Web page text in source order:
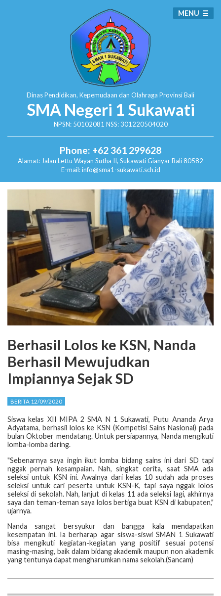
Dinas Pendidikan, Kepemudaan dan Olahraga Provinsi Bali
SMA Negeri 1 Sukawati
NPSN: 50102081 NSS: 301220504020
Phone: +62 361 299628
Alamat: Jalan Lettu Wayan Sutha II, SukawatiGianyar Bali 80582
E-mail: info@sma1-sukawati.sch.id
MENU
Berhasil Lolos ke KSN, Nanda
Berhasil Mewujudkan
Impiannya Sejak SD
BERITA 12/09/2020
Siswa kelas XII MIPA 2 SMA N 1 Sukawati, Putu Ananda Arya
Adyatama, berhasil lolos ke KSN (Kompetisi Sains Nasional) pada
bulan Oktober mendatang. Untuk persiapannya, Nanda mengikuti
lomba-lomba daring.
"Sebenarnya saya ingin ikut lomba bidang sains ini dari SD tapi
nggak pernah kesampaian. Nah, singkat cerita, saat SMA ada
seleksi untuk KSN ini. Awalnya dari kelas 10 sudah ada proses
seleksi untuk cari peserta untuk KSN-K, tapi saya nggak lolos
seleksi di sekolah. Nah, lanjut di kelas 11 ada seleksi lagi, akhirnya
saya dan teman-teman saya lolos bertiga buat KSN di kabupaten,"
ujarnya.
Nanda sangat bersyukur dan bangga kala mendapatkan
kesempatan ini. Ia berharap agar siswa-siswi SMAN 1 Sukawati
bisa mengikuti kegiatan-kegiatan yang positif sesuai potensi
masing-masing, baik dalam bidang akademik maupun non akademik
yang tentunya dapat mengharumkan nama sekolah.(Sancam)